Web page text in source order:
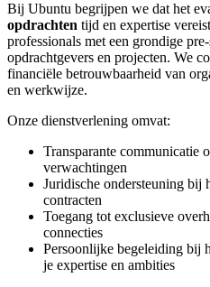
Bij Ubuntu begrijpen we dat het
opdrachten tijd en expertise
professionals met een grondige
opdrachtgevers en projecten. We
financiële betrouwbaarheid van
en werkwijze.
Onze dienstverlening omvat:
Transparante communicatie
verwachtingen
Juridische ondersteuning bij
contracten
Toegang tot exclusieve
connecties
Persoonlijke begeleiding bij
je expertise en ambities